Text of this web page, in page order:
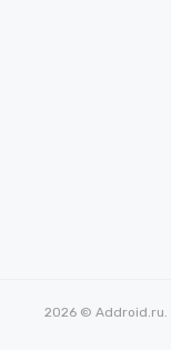
2026 © Addroid.ru.